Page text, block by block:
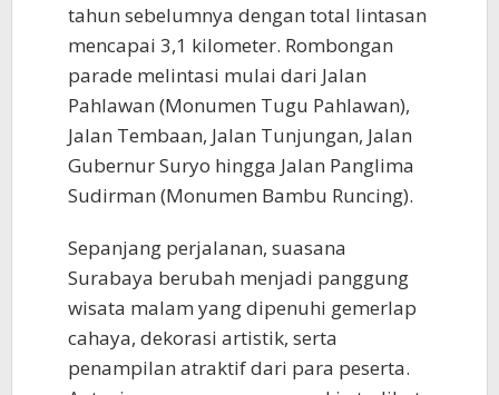
tahun sebelumnya dengan total lintasan
mencapai 3,1 kilometer. Rombongan
parade melintasi mulai dari Jalan
Pahlawan (Monumen Tugu Pahlawan),
Jalan Tembaan, Jalan Tunjungan, Jalan
Gubernur Suryo hingga Jalan Panglima
Sudirman (Monumen Bambu Runcing).
Sepanjang perjalanan, suasana
Surabaya berubah menjadi panggung
wisata malam yang dipenuhi gemerlap
cahaya, dekorasi artistik, serta
penampilan atraktif dari para peserta.